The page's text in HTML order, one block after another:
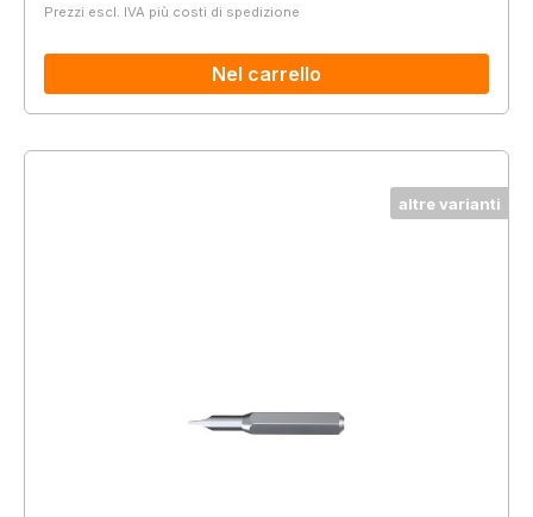
Prezzi escl. IVA più costi di spedizione
Nel carrello
altre varianti